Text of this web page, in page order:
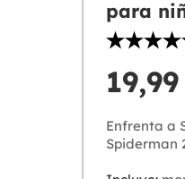
para
Enfrenta a
Spiderman